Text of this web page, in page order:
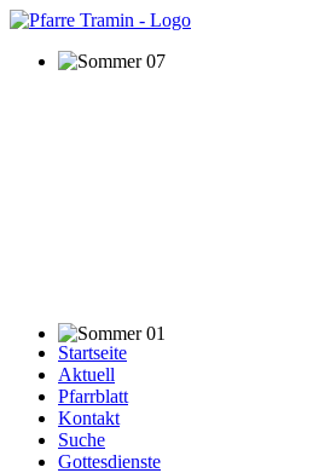
Startseite
Aktuell
Pfarrblatt
Kontakt
Suche
Gottesdienste